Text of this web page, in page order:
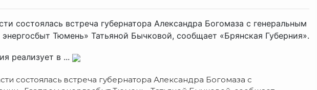
состоялась встреча губернатора Александра Богомаза с генеральным
Тюмень» Татьяной Бычковой, сообщает «Брянская Губерния».
реализует в ...
состоялась встреча губернатора Александра Богомаза с